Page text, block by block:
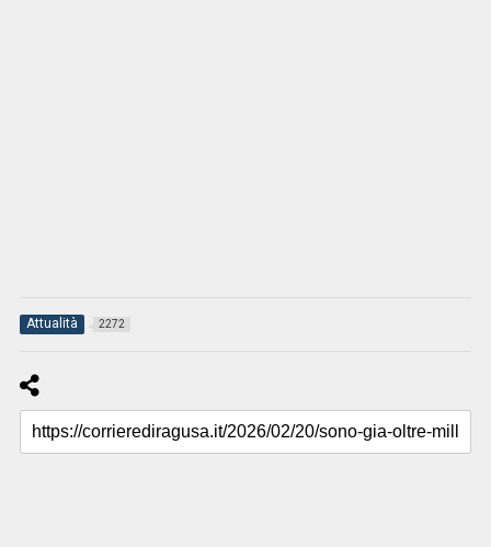
Attualità 2272